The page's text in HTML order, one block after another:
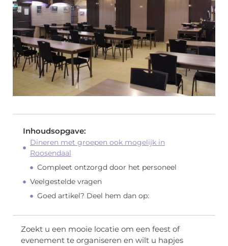
Inhoudsopgave:
Dineren met groepen ook mogelijk in
Roosendaal
Compleet ontzorgd door het personeel
Veelgestelde vragen
Goed artikel? Deel hem dan op:
Zoekt u een mooie locatie om een feest of
evenement te organiseren en wilt u hapjes